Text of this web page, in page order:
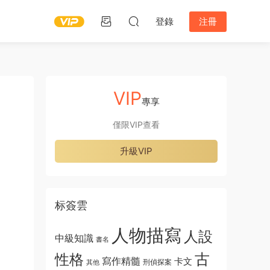
登錄 注冊
VIP專享
僅限VIP查看
升級VIP
标簽雲
中級知識 書名 人物描寫 人設
性格 其他 寫作精髓 刑偵探案 卡文 古